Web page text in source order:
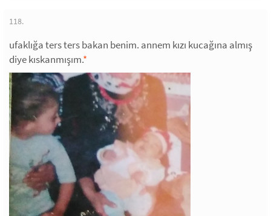
118.
ufaklığa ters ters bakan benim. annem kızı kucağına almış
diye kıskanmışım.*